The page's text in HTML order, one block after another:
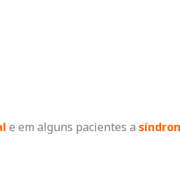
e em alguns pacientes a